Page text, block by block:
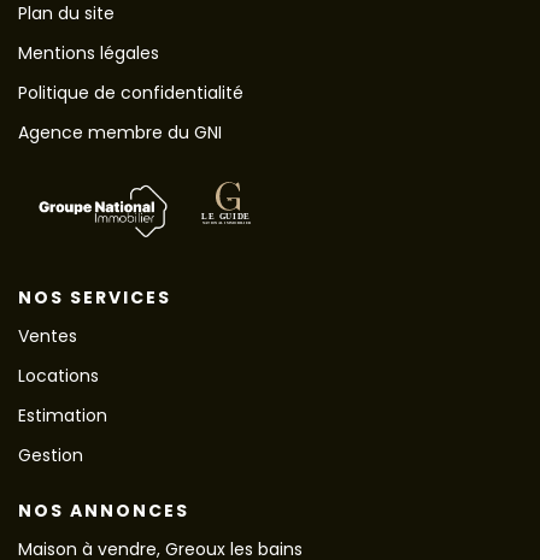
Plan du site
Mentions légales
Politique de confidentialité
Agence membre du GNI
NOS SERVICES
Ventes
Locations
Estimation
Gestion
NOS ANNONCES
Maison à vendre, Greoux les bains